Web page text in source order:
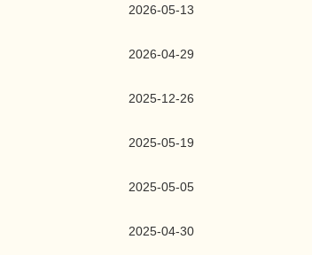
2026-05-13
2026-04-29
2025-12-26
2025-05-19
2025-05-05
2025-04-30